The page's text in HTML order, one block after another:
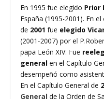
En 1995 fue elegido Prior
España (1995-2001). En
de 2001 fue elegido
(2001-2007) por el
papa León XIV. Fue
general en el Capítulo
desempeñó como
En el Capítulo General de
General de la Orden de